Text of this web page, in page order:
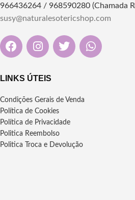
966436264 / 968590280 (Chamada
susy@naturalesotericshop.com
LINKS ÚTEIS
Condições Gerais de Venda
Política de Cookies
Política de Privacidade
Politica Reembolso
Politica Troca e Devolução